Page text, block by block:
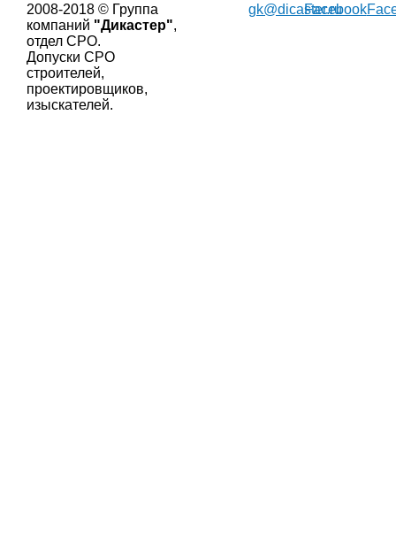
2008-2018 © Группа
компаний "Дикастер",
отдел СРО.
Допуски СРО
строителей,
проектировщиков,
изыскателей.
gk@dicaster.ru
Facebook